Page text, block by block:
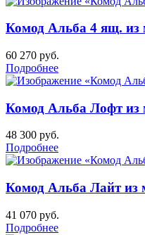
Комод Альба 4 ящ. из
60 270 руб.
Подробнее
Комод Альба Лофт из
48 300 руб.
Подробнее
Комод Альба Лайт из
41 070 руб.
Подробнее